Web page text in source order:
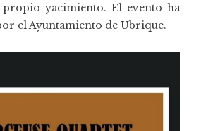
yacimiento. El evento ha
el Ayuntamiento de Ubrique.